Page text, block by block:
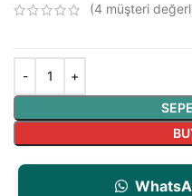
(4 müşteri